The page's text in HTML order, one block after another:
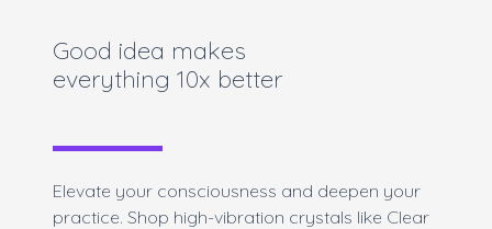
Good idea makes
everything 10x better
Elevate your consciousness and deepen your
practice. Shop high-vibration crystals like Clear